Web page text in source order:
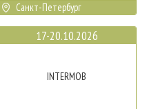
Санкт-Петербург
17-20.10.2026
INTERMOB